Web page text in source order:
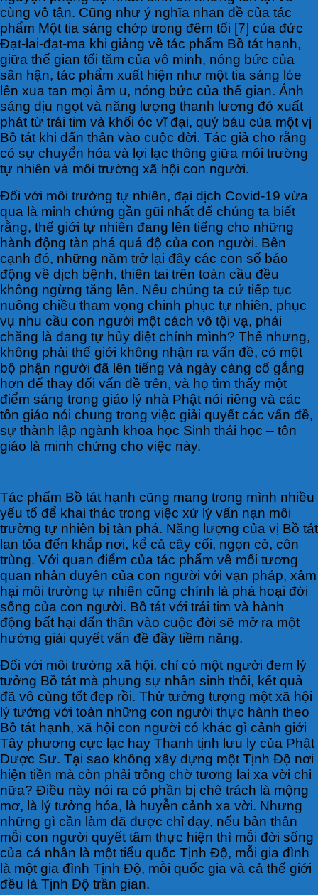
cùng vô tận. Cũng như ý nghĩa nhan đề của tác
phẩm Một tia sáng chớp trong đêm tối [7] của đức
Đạt-lai-đạt-ma khi giảng về tác phẩm Bồ tát hạnh,
giữa thế gian tối tăm của vô minh, nóng bức của
sân hận, tác phẩm xuất hiện như một tia sáng lóe
lên xua tan mọi âm u, nóng bức của thế gian. Ánh
sáng dịu ngọt và năng lượng thanh lương đó xuất
phát từ trái tim và khối óc vĩ đại, quý báu của một vị
Bồ tát khi dấn thân vào cuộc đời. Tác giả cho rằng
có sự chuyển hóa và lợi lạc thông giữa môi trường
tự nhiên và môi trường xã hội con người.
Đối với môi trường tự nhiên, đại dịch Covid-19 vừa
qua là minh chứng gần gũi nhất để chúng ta biết
rằng, thế giới tự nhiên đang lên tiếng cho những
hành động tàn phá quá độ của con người. Bên
cạnh đó, những năm trở lại đây các con số báo
động về dịch bệnh, thiên tai trên toàn cầu đều
không ngừng tăng lên. Nếu chúng ta cứ tiếp tục
nuông chiều tham vọng chinh phục tự nhiên, phục
vụ nhu cầu con người một cách vô tội vạ, phải
chăng là đang tự hủy diệt chính mình? Thế nhưng,
không phải thế giới không nhận ra vấn đề, có một
bộ phận người đã lên tiếng và ngày càng cố gắng
hơn để thay đổi vấn đề trên, và họ tìm thấy một
điểm sáng trong giáo lý nhà Phật nói riêng và các
tôn giáo nói chung trong việc giải quyết các vấn đề,
sự thành lập ngành khoa học Sinh thái học – tôn
giáo là minh chứng cho việc này.
Tác phẩm Bồ tát hạnh cũng mang trong mình nhiều
yếu tố để khai thác trong việc xử lý vấn nạn môi
trường tự nhiên bị tàn phá. Năng lượng của vị Bồ tát
lan tỏa đến khắp nơi, kể cả cây cối, ngọn cỏ, côn
trùng. Với quan điểm của tác phẩm về mối tương
quan nhân duyên của con người với vạn pháp, xâm
hại môi trường tự nhiên cũng chính là phá hoại đời
sống của con người. Bồ tát với trái tim và hành
động bất hại dấn thân vào cuộc đời sẽ mở ra một
hướng giải quyết vấn đề đầy tiềm năng.
Đối với môi trường xã hội, chỉ có một người đem lý
tưởng Bồ tát mà phụng sự nhân sinh thôi, kết quả
đã vô cùng tốt đẹp rồi. Thử tưởng tượng một xã hội
lý tưởng với toàn những con người thực hành theo
Bồ tát hạnh, xã hội con người có khác gì cảnh giới
Tây phương cực lạc hay Thanh tịnh lưu ly của Phật
Dược Sư. Tại sao không xây dựng một Tịnh Độ nơi
hiện tiền mà còn phải trông chờ tương lai xa vời chi
nữa? Điều này nói ra có phần bị chê trách là mộng
mơ, là lý tưởng hóa, là huyễn cảnh xa vời. Nhưng
những gì cần làm đã được chỉ dạy, nếu bản thân
mỗi con người quyết tâm thực hiện thì mỗi đời sống
của cá nhân là một tiểu quốc Tịnh Độ, mỗi gia đình
là một gia đình Tịnh Độ, mỗi quốc gia và cả thế giới
đều là Tịnh Độ trần gian.